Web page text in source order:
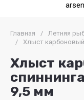
Главная / Летняя
/
Хлыст карбоновый
Хлыст
9,5 мм